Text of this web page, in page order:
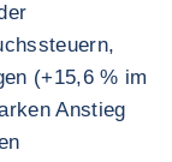
(+15,6 % im
Anstieg